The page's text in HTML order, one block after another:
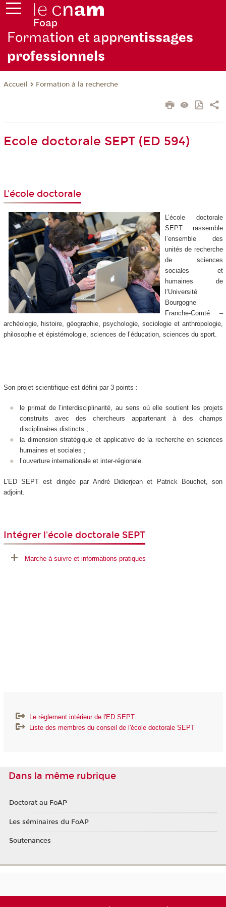
Formation et apprentissages
professionnels
Accueil Formation à la recherche
Ecole doctorale SEPT (ED 594)
L'école doctorale
L’école doctorale
SEPT rassemble
l’ensemble des
unités de recherche
de sciences
sociales et
humaines de
l’Université
Bourgogne
Franche-Comté –
archéologie, histoire, géographie, psychologie, sociologie et anthropologie,
philosophie et épistémologie, sciences de l’éducation, sciences du sport.
Son projet scientifique est défini par 3 points :
le primat de l’interdisciplinarité, au sens où elle soutient les projets
construits avec des chercheurs appartenant à des champs
disciplinaires distincts ;
la dimension stratégique et applicative de la recherche en sciences
humaines et sociales ;
l’ouverture internationale et inter-régionale.
L'ED SEPT est dirigée par André Didierjean et Patrick Bouchet, son
adjoint.
Intégrer l'école doctorale SEPT
Marche à suivre et informations pratiques
Le règlement intérieur de l'ED SEPT
Liste des membres du conseil de l'école doctorale SEPT
Dans la même rubrique
Doctorat au FoAP
Les séminaires du FoAP
Soutenances